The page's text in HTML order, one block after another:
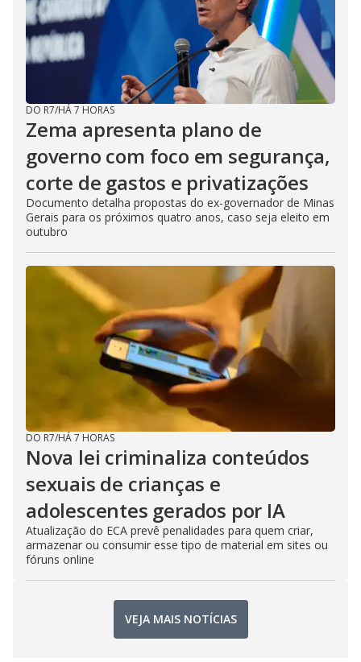
DO R7/HÁ 7 HORAS
Zema apresenta plano de
governo com foco em segurança,
corte de gastos e privatizações
Documento detalha propostas do ex-governador de Minas
Gerais para os próximos quatro anos, caso seja eleito em
outubro
DO R7/HÁ 7 HORAS
Nova lei criminaliza conteúdos
sexuais de crianças e
adolescentes gerados por IA
Atualização do ECA prevê penalidades para quem criar,
armazenar ou consumir esse tipo de material em sites ou
fóruns online
VEJA MAIS NOTÍCIAS